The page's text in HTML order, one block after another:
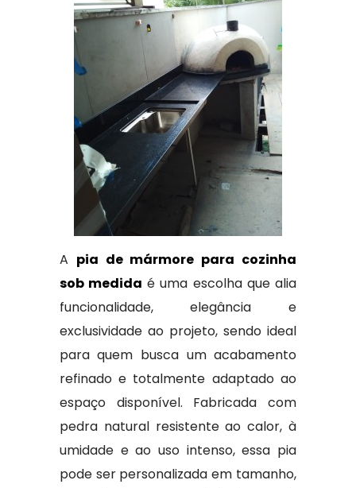
A pia de mármore para cozinha
sob medida é uma escolha que alia
funcionalidade, elegância e
exclusividade ao projeto, sendo ideal
para quem busca um acabamento
refinado e totalmente adaptado ao
espaço disponível. Fabricada com
pedra natural resistente ao calor, à
umidade e ao uso intenso, essa pia
pode ser personalizada em tamanho,